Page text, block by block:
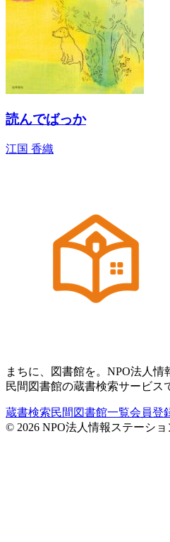
読んでばっか
江国 香織
まちに、図書館を。NPO法人
民間図書館の蔵書検索サービス
蔵書検索民間図書館一覧会員登
© 2026 NPO法人情報ステーショ